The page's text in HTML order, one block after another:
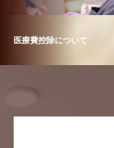
医療費控除について